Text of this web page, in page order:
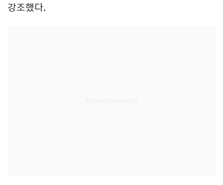
강조했다.